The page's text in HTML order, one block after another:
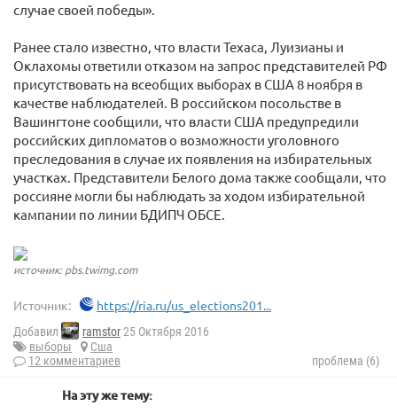
случае своей победы».
Ранее стало известно, что власти Техаса, Луизианы и
Оклахомы ответили отказом на запрос представителей РФ
присутствовать на всеобщих выборах в США 8 ноября в
качестве наблюдателей. В российском посольстве в
Вашингтоне сообщили, что власти США предупредили
российских дипломатов о возможности уголовного
преследования в случае их появления на избирательных
участках. Представители Белого дома также сообщали, что
россияне могли бы наблюдать за ходом избирательной
кампании по линии БДИПЧ ОБСЕ.
источник: pbs.twimg.com
Источник: https://ria.ru/us_elections201...
Добавил ramstor25 Октября 2016
выборы
Сша
12 комментариев
проблема (6)
На эту же тему: